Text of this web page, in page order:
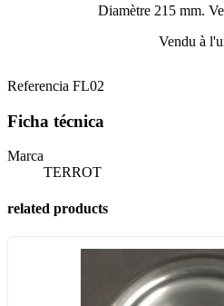
Diamètre 215 mm.
Vendu à
Referencia FL02
Ficha técnica
Marca
TERROT
related products